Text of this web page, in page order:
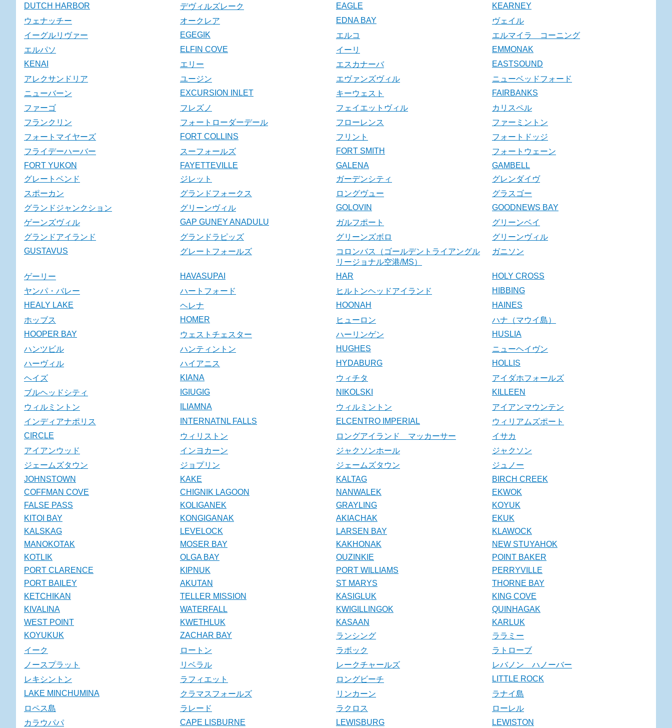
DUTCH HARBOR
デヴィルズレーク EAGLE
KEARNEY
ウェナッチー
オークレア EDNA BAY
ヴェイル
イーグルリヴァー
EGEGIK エルコ
エルマイラ コーニング
エルパソ
ELFIN COVE イーリ
EMMONAK
KENAI
エリー エスカナーバ
EASTSOUND
アレクサンドリア
ユージン エヴァンズヴィル
ニューベッドフォード
ニューバーン
EXCURSION INLET キーウェスト
FAIRBANKS
ファーゴ
フレズノ フェイエットヴィル
カリスペル
フランクリン
フォートローダーデール フローレンス
ファーミントン
フォートマイヤーズ
FORT COLLINS フリント
フォートドッジ
フライデーハーバー
スーフォールズ FORT SMITH
フォートウェーン
FORT YUKON
FAYETTEVILLE GALENA
GAMBELL
グレートベンド
ジレット ガーデンシティ
グレンダイヴ
スポーカン
グランドフォークス ロングヴュー
グラスゴー
グランドジャンクション
グリーンヴィル GOLOVIN
GOODNEWS BAY
ゲーンズヴィル
GAP GUNEY ANADULU ガルフポート
グリーンベイ
グランドアイランド
グランドラピッズ グリーンズボロ
グリーンヴィル
GUSTAVUS
グレートフォールズ
コロンバス（ゴールデントライアングル
リージョナル空港/MS）
ガニソン
ゲーリー HAVASUPAI HAR
HOLY CROSS
ヤンパ・バレー
ハートフォード ヒルトンヘッドアイランド
HIBBING
HEALY LAKE
ヘレナ HOONAH
HAINES
ホッブス
HOMER ヒューロン
ハナ（マウイ島）
HOOPER BAY
ウェストチェスター ハーリンゲン
HUSLIA
ハンツビル
ハンティントン HUGHES
ニューヘイヴン
ハーヴィル
ハイアニス HYDABURG
HOLLIS
ヘイズ
KIANA ウィチタ
アイダホフォールズ
ブルヘッドシティ
IGIUGIG NIKOLSKI
KILLEEN
ウィルミントン
ILIAMNA ウィルミントン
アイアンマウンテン
インディアナポリス
INTERNATNL FALLS ELCENTRO IMPERIAL
ウィリアムズポート
CIRCLE
ウィリストン ロングアイランド マッカーサー
イサカ
アイアンウッド
インヨカーン ジャクソンホール
ジャクソン
ジェームズタウン
ジョプリン ジェームズタウン
ジュノー
JOHNSTOWN
KAKE KALTAG
BIRCH CREEK
COFFMAN COVE
CHIGNIK LAGOON NANWALEK
EKWOK
FALSE PASS
KOLIGANEK GRAYLING
KOYUK
KITOI BAY
KONGIGANAK AKIACHAK
EKUK
KALSKAG
LEVELOCK LARSEN BAY
KLAWOCK
MANOKOTAK
MOSER BAY KAKHONAK
NEW STUYAHOK
KOTLIK
OLGA BAY OUZINKIE
POINT BAKER
PORT CLARENCE
KIPNUK PORT WILLIAMS
PERRYVILLE
PORT BAILEY
AKUTAN ST MARYS
THORNE BAY
KETCHIKAN
TELLER MISSION KASIGLUK
KING COVE
KIVALINA
WATERFALL KWIGILLINGOK
QUINHAGAK
WEST POINT
KWETHLUK KASAAN
KARLUK
KOYUKUK
ZACHAR BAY ランシング
ララミー
イーク
ロートン ラボック
ラトローブ
ノースプラット
リベラル レークチャールズ
レバノン ハノーバー
レキシントン
ラフィエット ロングビーチ
LITTLE ROCK
LAKE MINCHUMINA
クラマスフォールズ リンカーン
ラナイ島
ロペス島
ラレード ラクロス
ローレル
カラウパパ
CAPE LISBURNE LEWISBURG LEWISTON